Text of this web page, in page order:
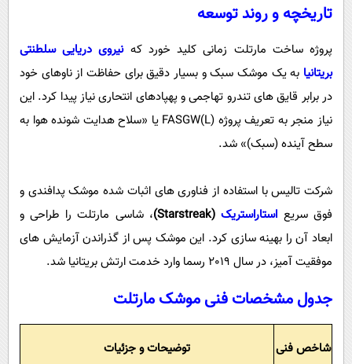
تاریخچه و روند توسعه
پروژه ساخت مارتلت زمانی کلید خورد کهنیروی دریایی سلطنتی
بریتانیا به یک موشک سبک و بسیار دقیق برای حفاظت از ناوهای خود
در برابر قایق های تندرو تهاجمی و پهپادهای انتحاری نیاز پیدا کرد. این
نیاز منجر به تعریف پروژه FASGW(L) یا «سلاح هدایت شونده هوا به
سطح آینده (سبک)» شد.
شرکت تالیس با استفاده از فناوری های اثبات شده موشک پدافندی و
فوق سریع استاراستریک(
Starstreak
)، شاسی مارتلت را طراحی و
ابعاد آن را بهینه سازی کرد. این موشک پس از گذراندن آزمایش های
موفقیت آمیز، در سال 2019 رسما وارد خدمت ارتش بریتانیا شد.
جدول مشخصات فنی موشک مارتلت
شاخص فنی توضیحات و جزئیات